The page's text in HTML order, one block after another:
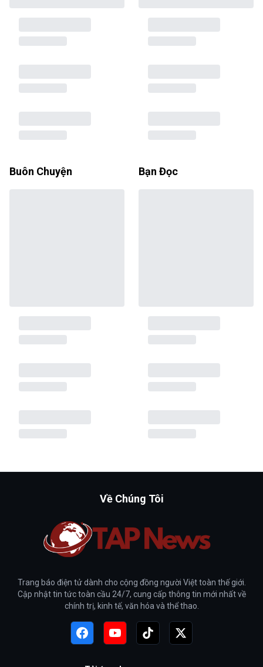
Buôn Chuyện Bạn Đọc
Về Chúng Tôi
Trang báo điện tử dành cho cộng đồng người Việt toàn thế giới.
Cập nhật tin tức toàn cầu 24/7, cung cấp thông tin mới nhất về
chính trị, kinh tế, văn hóa và thể thao.